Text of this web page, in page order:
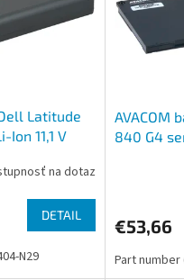
Latitude
11,1 V
na dotaz
DETAIL
N29
AVACOM
840 G4
€53,66
Part number